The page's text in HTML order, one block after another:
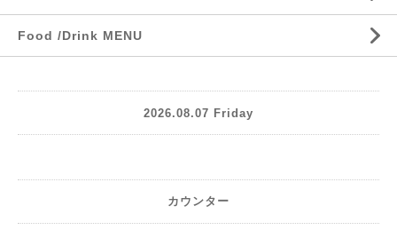
Food /Drink MENU
2026.08.07 Friday
カウンター